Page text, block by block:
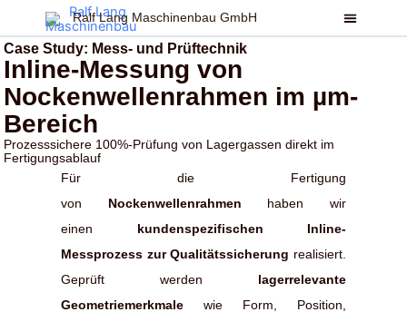
Inhalt
springen
Ralf Lang Maschinenbau GmbH
Case Study: Mess- und Prüftechnik
Inline-Messung von
Nockenwellenrahmen im µm-
Bereich
Prozesssichere 100%-Prüfung von Lagergassen direkt im
Fertigungsablauf
Für die Fertigung
von Nockenwellenrahmen haben wir
einen kundenspezifischen Inline-
Messprozess zur Qualitätssicherung realisiert.
Geprüft werden lagerrelevante
Geometriemerkmale wie Form, Position,